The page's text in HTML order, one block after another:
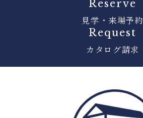
Reserve
見学・来場予約
Request
カタログ請求